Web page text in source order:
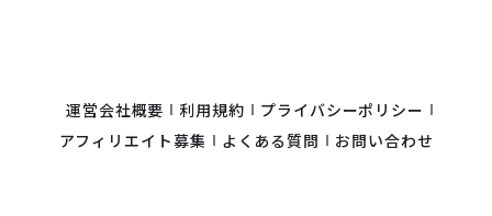
運営会社概要 利用規約
プライバシーポリシー
アフィリエイト募集
よくある質問 お問い合わせ